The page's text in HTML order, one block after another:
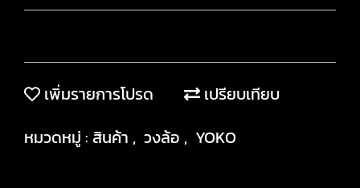
เพิ่มรายการโปรด
เปรียบเทียบ
หมวดหมู่ : สินค้า , วงล้อ , YOKO